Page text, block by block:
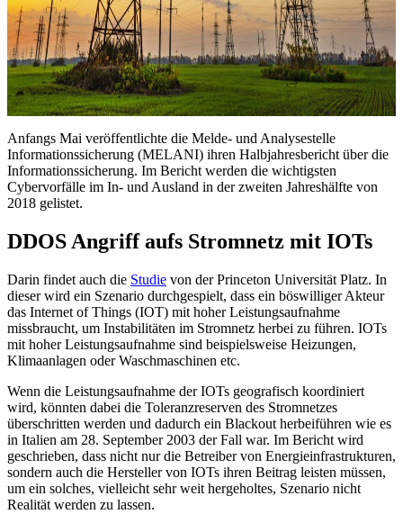
Anfangs Mai veröffentlichte die Melde- und Analysestelle
Informationssicherung (MELANI) ihren Halbjahresbericht über die
Informationssicherung. Im Bericht werden die wichtigsten
Cybervorfälle im In- und Ausland in der zweiten Jahreshälfte von
2018 gelistet.
DDOS Angriff aufs Stromnetz mit IOTs
Darin findet auch die Studie von der Princeton Universität Platz. In
dieser wird ein Szenario durchgespielt, dass ein böswilliger Akteur
das Internet of Things (IOT) mit hoher Leistungsaufnahme
missbraucht, um Instabilitäten im Stromnetz herbei zu führen. IOTs
mit hoher Leistungsaufnahme sind beispielsweise Heizungen,
Klimaanlagen oder Waschmaschinen etc.
Wenn die Leistungsaufnahme der IOTs geografisch koordiniert
wird, könnten dabei die Toleranzreserven des Stromnetzes
überschritten werden und dadurch ein Blackout herbeiführen wie es
in Italien am 28. September 2003 der Fall war. Im Bericht wird
geschrieben, dass nicht nur die Betreiber von Energieinfrastrukturen,
sondern auch die Hersteller von IOTs ihren Beitrag leisten müssen,
um ein solches, vielleicht sehr weit hergeholtes, Szenario nicht
Realität werden zu lassen.